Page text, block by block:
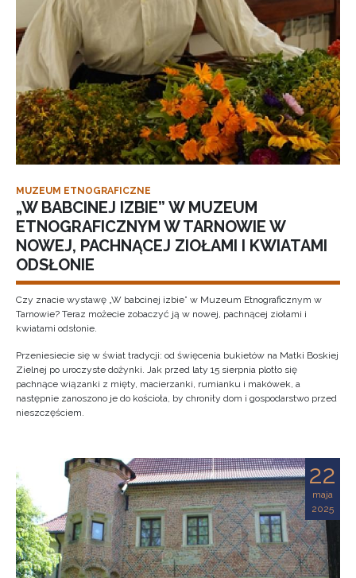
MUZEUM ETNOGRAFICZNE
„W BABCINEJ IZBIE” W MUZEUM
ETNOGRAFICZNYM W TARNOWIE W
NOWEJ, PACHNĄCEJ ZIOŁAMI I KWIATAMI
ODSŁONIE
Czy znacie wystawę „W babcinej izbie” w Muzeum Etnograficznym w
Tarnowie? Teraz możecie zobaczyć ją w nowej, pachnącej ziołami i
kwiatami odsłonie.
Przeniesiecie się w świat tradycji: od święcenia bukietów na Matki Boskiej
Zielnej po uroczyste dożynki. Jak przed laty 15 sierpnia plotło się
pachnące wiązanki z mięty, macierzanki, rumianku i makówek, a
następnie zanoszono je do kościoła, by chroniły dom i gospodarstwo przed
nieszczęściem.
22
maja
2025